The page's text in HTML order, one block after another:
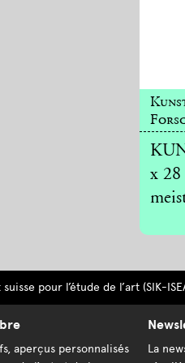
x 28
pour l’étude de l’art (SIK-
aperçus personnalisés
La